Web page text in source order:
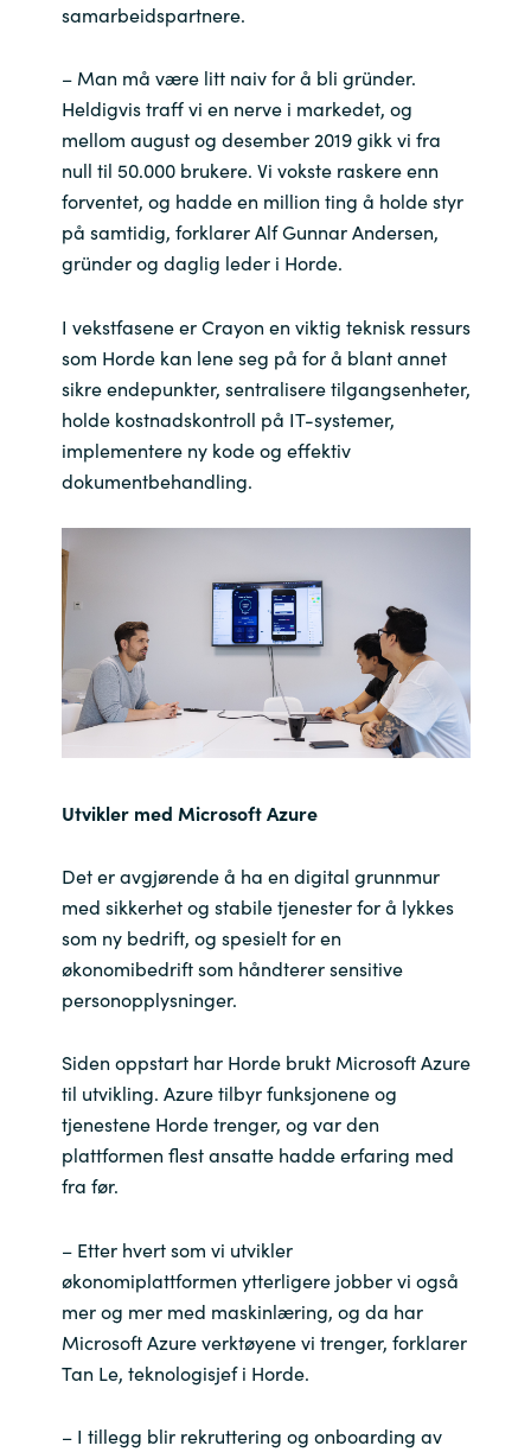
Sweden
Switzerland
Ukraine
United Kingdom
United States
samarbeidspartnere.
– Man må være litt naiv for å bli gründer.
Heldigvis traff vi en nerve i markedet, og
mellom august og desember 2019 gikk vi fra
null til 50.000 brukere. Vi vokste raskere enn
forventet, og hadde en million ting å holde styr
på samtidig, forklarer Alf Gunnar Andersen,
gründer og daglig leder i Horde.
I vekstfasene er Crayon en viktig teknisk ressurs
som Horde kan lene seg på for å blant annet
sikre endepunkter, sentralisere tilgangsenheter,
holde kostnadskontroll på IT-systemer,
implementere ny kode og effektiv
dokumentbehandling.
Utvikler med Microsoft Azure
Det er avgjørende å ha en digital grunnmur
med sikkerhet og stabile tjenester for å lykkes
som ny bedrift, og spesielt for en
økonomibedrift som håndterer sensitive
personopplysninger.
Siden oppstart har Horde brukt Microsoft Azure
til utvikling. Azure tilbyr funksjonene og
tjenestene Horde trenger, og var den
plattformen flest ansatte hadde erfaring med
fra før.
– Etter hvert som vi utvikler
økonomiplattformen ytterligere jobber vi også
mer og mer med maskinlæring, og da har
Microsoft Azure verktøyene vi trenger, forklarer
Tan Le, teknologisjef i Horde.
– I tillegg blir rekruttering og onboarding av